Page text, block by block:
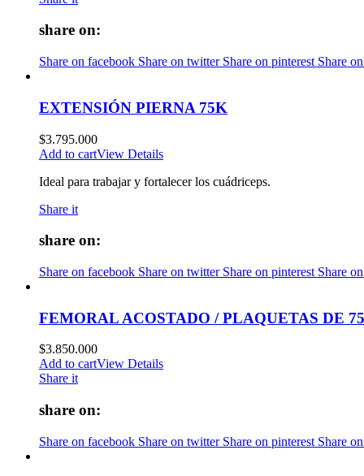
share on:
Share on facebook Share on twitter Share on pinterest Share
EXTENSIÓN PIERNA 75K
$3.795.000
Add to cartView Details
Ideal para trabajar y fortalecer los cuádriceps.
Share it
share on:
Share on facebook Share on twitter Share on pinterest Share
FEMORAL ACOSTADO / PLAQUETAS DE
$3.850.000
Add to cartView Details
Share it
share on:
Share on facebook Share on twitter Share on pinterest Share